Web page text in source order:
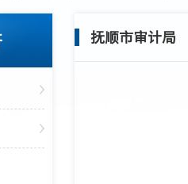
抚顺市审计局